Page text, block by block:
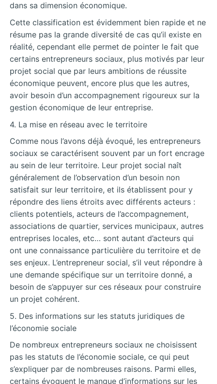
dans sa dimension économique.
Cette classification est évidemment bien rapide et ne
résume pas la grande diversité de cas qu’il existe en
réalité, cependant elle permet de pointer le fait que
certains entrepreneurs sociaux, plus motivés par leur
projet social que par leurs ambitions de réussite
économique peuvent, encore plus que les autres,
avoir besoin d’un accompagnement rigoureux sur la
gestion économique de leur entreprise.
4. La mise en réseau avec le territoire
Comme nous l’avons déjà évoqué, les entrepreneurs
sociaux se caractérisent souvent par un fort encrage
au sein de leur territoire. Leur projet social naît
généralement de l’observation d’un besoin non
satisfait sur leur territoire, et ils établissent pour y
répondre des liens étroits avec différents acteurs :
clients potentiels, acteurs de l’accompagnement,
associations de quartier, services municipaux, autres
entreprises locales, etc… sont autant d’acteurs qui
ont une connaissance particulière du territoire et de
ses enjeux. L’entrepreneur social, s’il veut répondre à
une demande spécifique sur un territoire donné, a
besoin de s’appuyer sur ces réseaux pour construire
un projet cohérent.
5. Des informations sur les statuts juridiques de
l’économie sociale
De nombreux entrepreneurs sociaux ne choisissent
pas les statuts de l’économie sociale, ce qui peut
s’expliquer par de nombreuses raisons. Parmi elles,
certains évoquent le manque d’informations sur les